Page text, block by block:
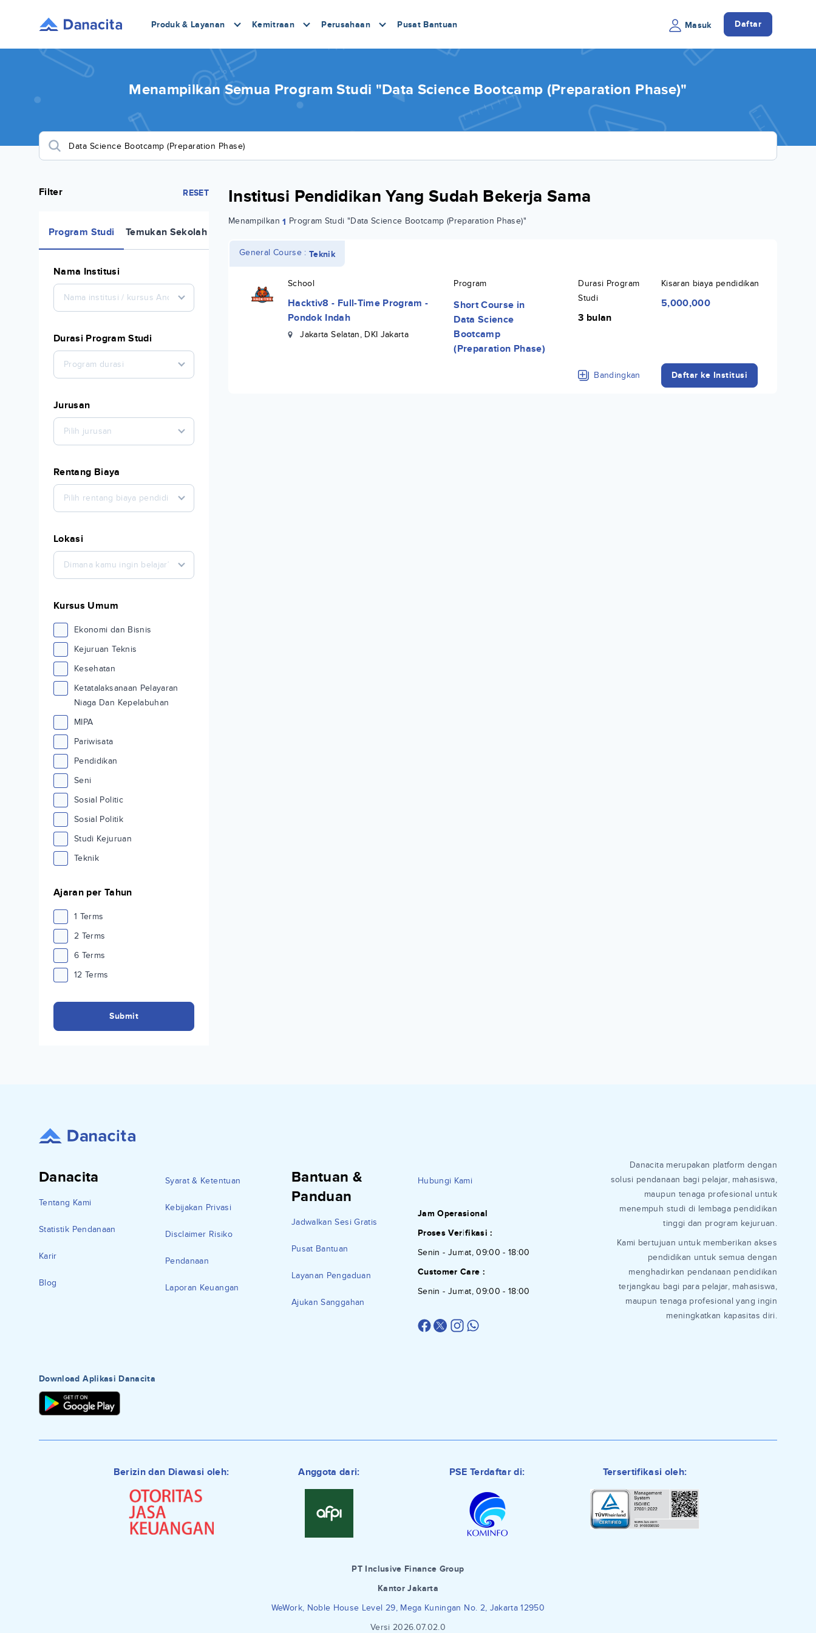
Produk & Layanan Kemitraan Perusahaan Pusat Bantuan Masuk Daftar
Menampilkan Semua Program Studi "Data Science Bootcamp (Preparation Phase)"
Filter RESET
Program Studi Temukan Sekolah
Nama Institusi
Nama institusi / kursus Anda
Durasi Program Studi
Program durasi
Jurusan
Pilih jurusan
Rentang Biaya
Pilih rentang biaya pendidikan
Lokasi
Dimana kamu ingin belajar?
Kursus Umum
Ekonomi dan Bisnis
Kejuruan Teknis
Kesehatan
Ketatalaksanaan Pelayaran
Niaga Dan Kepelabuhan
MIPA
Pariwisata
Pendidikan
Seni
Sosial Politic
Sosial Politik
Studi Kejuruan
Teknik
Ajaran per Tahun
1 Terms
2 Terms
6 Terms
12 Terms
Submit
Institusi Pendidikan Yang Sudah Bekerja Sama
Menampilkan1 Program Studi "Data Science Bootcamp (Preparation Phase)"
General Course : Teknik
School
Hacktiv8 - Full-Time Program -
Pondok Indah
Jakarta Selatan, DKI Jakarta
Program
Short Course in
Data Science
Bootcamp
(Preparation Phase)
Durasi Program
Studi
3 bulan
Kisaran biaya pendidikan
5,000,000
Bandingkan Daftar ke Institusi
Danacita
Tentang Kami
Statistik Pendanaan
Karir
Blog
Syarat & Ketentuan
Kebijakan Privasi
Disclaimer Risiko
Pendanaan
Laporan Keuangan
Bantuan &
Panduan
Jadwalkan Sesi Gratis
Pusat Bantuan
Layanan Pengaduan
Ajukan Sanggahan
Hubungi Kami
Jam Operasional
Proses Verifikasi :
Senin - Jumat, 09:00 - 18:00
Customer Care :
Senin - Jumat, 09:00 - 18:00
Danacita merupakan platform dengan
solusi pendanaan bagi pelajar, mahasiswa,
maupun tenaga profesional untuk
menempuh studi di lembaga pendidikan
tinggi dan program kejuruan.
Kami bertujuan untuk memberikan akses
pendidikan untuk semua dengan
menghadirkan pendanaan pendidikan
terjangkau bagi para pelajar, mahasiswa,
maupun tenaga profesional yang ingin
meningkatkan kapasitas diri.
Download Aplikasi Danacita
Berizin dan Diawasi oleh: Anggota dari: PSE Terdaftar di: Tersertifikasi oleh:
PT Inclusive Finance Group
Kantor Jakarta
WeWork, Noble House Level 29, Mega Kuningan No. 2, Jakarta 12950
Versi 2026.07.02.0